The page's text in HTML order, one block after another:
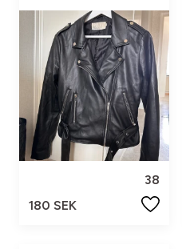
38
180 SEK